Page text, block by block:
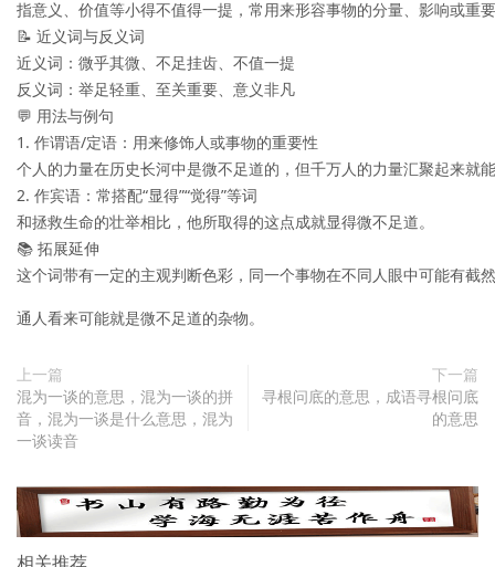
指意义、价值等小得不值得一提，常用来形容事物的分量、影响或重
📝 近义词与反义词
近义词：微乎其微、不足挂齿、不值一提
反义词：举足轻重、至关重要、意义非凡
💬 用法与例句
1. 作谓语/定语：用来修饰人或事物的重要性
个人的力量在历史长河中是微不足道的，但千万人的力量汇聚起来就
2. 作宾语：常搭配“显得”“觉得”等词
和拯救生命的壮举相比，他所取得的这点成就显得微不足道。
📚 拓展延伸
这个词带有一定的主观判断色彩，同一个事物在不同人眼中可能有截
通人看来可能就是微不足道的杂物。
上一篇
混为一谈的意思，混为一谈的拼
音，混为一谈是什么意思，混为
一谈读音
下一篇
寻根问底的意思，成语寻根问底
的意思
相关推荐